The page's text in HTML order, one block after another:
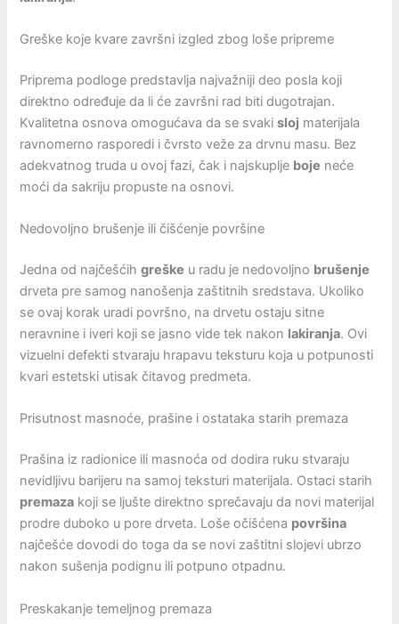
Greške koje kvare završni izgled zbog loše pripreme
Priprema podloge predstavlja najvažniji deo posla koji
direktno određuje da li će završni rad biti dugotrajan.
Kvalitetna osnova omogućava da se svakisloj materijala
ravnomerno rasporedi i čvrsto veže za drvnu masu. Bez
adekvatnog truda u ovoj fazi, čak i najskuplje boje neće
moći da sakriju propuste na osnovi.
Nedovoljno brušenje ili čišćenje površine
Jedna od najčešćihgreške u radu je nedovoljno brušenje
drveta pre samog nanošenja zaštitnih sredstava. Ukoliko
se ovaj korak uradi površno, na drvetu ostaju sitne
neravnine i iveri koji se jasno vide tek nakon lakiranja. Ovi
vizuelni defekti stvaraju hrapavu teksturu koja u potpunosti
kvari estetski utisak čitavog predmeta.
Prisutnost masnoće, prašine i ostataka starih premaza
Prašina iz radionice ili masnoća od dodira ruku stvaraju
nevidljivu barijeru na samoj teksturi materijala. Ostaci starih
premaza koji se ljušte direktno sprečavaju da novi materijal
prodre duboko u pore drveta. Loše očišćena površina
najčešće dovodi do toga da se novi zaštitni slojevi ubrzo
nakon sušenja podignu ili potpuno otpadnu.
Preskakanje temeljnog premaza